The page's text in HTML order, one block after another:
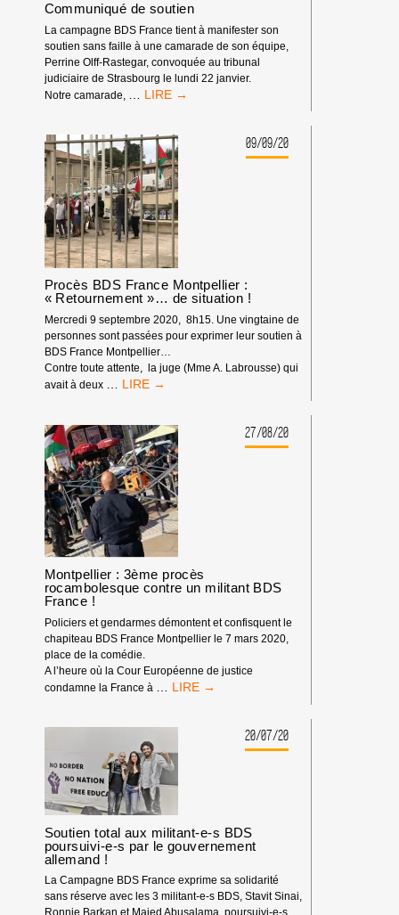
Communiqué de soutien
La campagne BDS France tient à manifester son
soutien sans faille à une camarade de son équipe,
Perrine Olff-Rastegar, convoquée au tribunal
judiciaire de Strasbourg le lundi 22 janvier.
Notre camarade,
COMMUNIQUÉ
09/09/20
Procès BDS France Montpellier :
« Retournement »… de situation !
Mercredi 9 septembre 2020, 8h15. Une vingtaine de
personnes sont passées pour exprimer leur soutien à
BDS France Montpellier…
Contre toute attente, la juge (Mme A. Labrousse) qui
avait à deux
PROCÈS
MONTPELLIER
:
« RETOURNEMENT »…
DE
SITUATION !
27/08/20
Montpellier : 3ème procès
rocambolesque contre un militant BDS
France !
Policiers et gendarmes démontent et confisquent le
chapiteau BDS France Montpellier le 7 mars 2020,
place de la comédie.
A l’heure où la Cour Européenne de justice
condamne la France à
MONTPELLIER
ROCAMBOLESQUE
CONTRE
UN
BDS
FRANCE !
20/07/20
Soutien total aux militant-e-s BDS
poursuivi-e-s par le gouvernement
allemand !
La Campagne BDS France exprime sa solidarité
sans réserve avec les 3 militant-e-s BDS, Stavit Sinai,
Ronnie Barkan et Majed Abusalama, poursuivi-e-s